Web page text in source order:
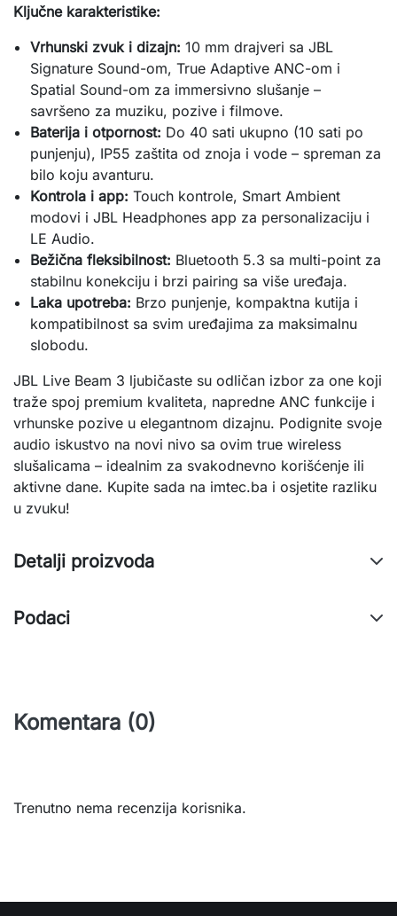
Ključne karakteristike:
Vrhunski zvuk i dizajn: 10 mm drajveri sa JBL
Signature Sound-om, True Adaptive ANC-om i
Spatial Sound-om za immersivno slušanje –
savršeno za muziku, pozive i filmove.
Baterija i otpornost: Do 40 sati ukupno (10 sati po
punjenju), IP55 zaštita od znoja i vode – spreman za
bilo koju avanturu.
Kontrola i app: Touch kontrole, Smart Ambient
modovi i JBL Headphones app za personalizaciju i
LE Audio.
Bežična fleksibilnost: Bluetooth 5.3 sa multi-point za
stabilnu konekciju i brzi pairing sa više uređaja.
Laka upotreba: Brzo punjenje, kompaktna kutija i
kompatibilnost sa svim uređajima za maksimalnu
slobodu.
JBL Live Beam 3 ljubičaste su odličan izbor za one koji
traže spoj premium kvaliteta, napredne ANC funkcije i
vrhunske pozive u elegantnom dizajnu. Podignite svoje
audio iskustvo na novi nivo sa ovim true wireless
slušalicama – idealnim za svakodnevno korišćenje ili
aktivne dane. Kupite sada na imtec.ba i osjetite razliku
u zvuku!
Detalji proizvoda
Podaci
Komentara (0)
Trenutno nema recenzija korisnika.